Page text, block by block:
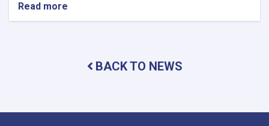
Read more
DAB
MeetingBACK TO NEWS